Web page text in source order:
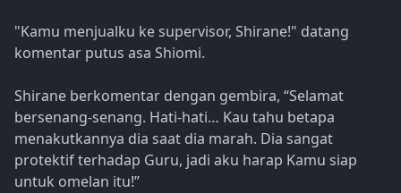
"Kamu menjualku ke supervisor, Shirane!" datang
komentar putus asa Shiomi.
Shirane berkomentar dengan gembira, “Selamat
bersenang-senang. Hati-hati… Kau tahu betapa
menakutkannya dia saat dia marah. Dia sangat
protektif terhadap Guru, jadi aku harap Kamu siap
untuk omelan itu!”